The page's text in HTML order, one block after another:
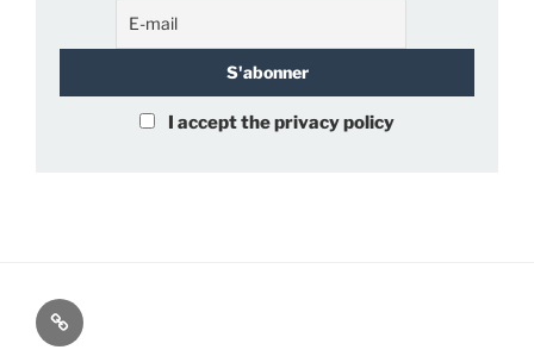
I accept the privacy policy
À
propos